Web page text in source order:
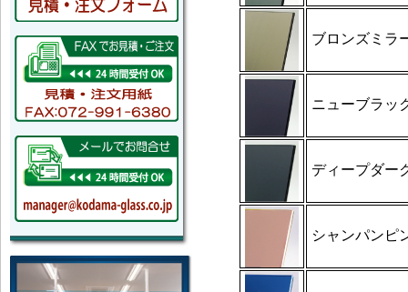
ブロンズミラ
ニューブラッ
ディープダー
シャンパンピ